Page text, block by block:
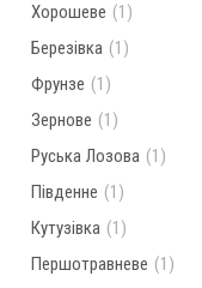
Хорошеве (1)
Березівка (1)
Фрунзе (1)
Зернове (1)
Руська Лозова (1)
Південне (1)
Кутузівка (1)
Першотравневе (1)